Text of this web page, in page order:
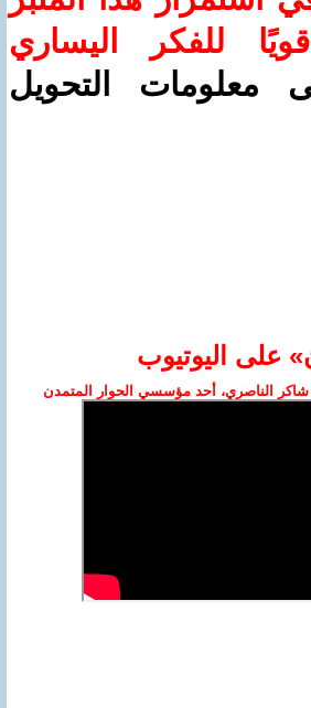
للفكر اليساري
معلومات التحويل
على اليوتيوب
الناصري، أحد مؤسسي الحوار المتمدن